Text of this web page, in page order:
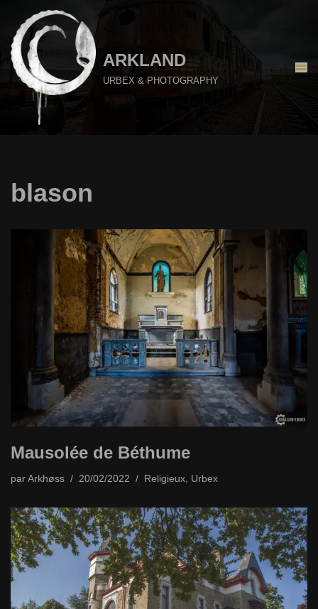
Aller
au
contenu
ARKLAND
URBEX & PHOTOGRAPHY
blason
Mausolée de Béthume
par Arkhøss 20/02/2022 Religieux, Urbex